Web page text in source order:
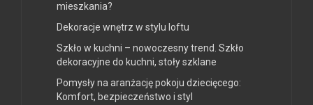
mieszkania?
Dekoracje wnętrz w stylu loftu
Szkło w kuchni – nowoczesny trend. Szkło
dekoracyjne do kuchni, stoły szklane
Pomysły na aranżację pokoju dziecięcego:
Komfort, bezpieczeństwo i styl